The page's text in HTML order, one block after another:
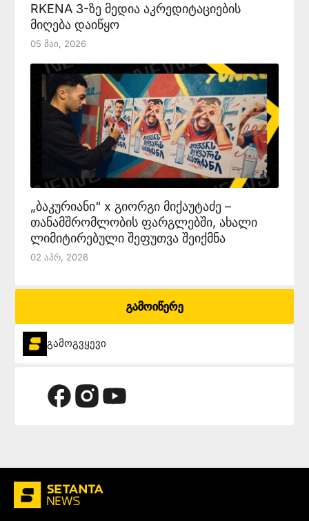
RKENA 3-ზე მედია აკრედიტაციების
მიღება დაიწყო
05 Მაი, 2026
„ბაკურიანი“ x გიორგი მიქაუტაძე –
თანამშრომლობის ფარგლებში, ახალი
ლიმიტირებული შეფუთვა შეიქმნა
02 Აპრ, 2026
გამოიწერე
გამოგვყევი